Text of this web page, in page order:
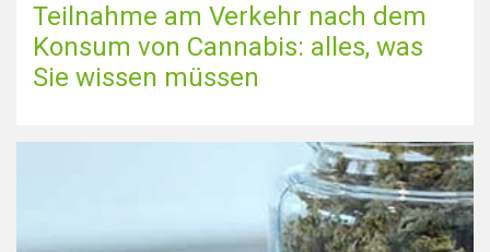
Teilnahme am Verkehr nach dem
Konsum von Cannabis: alles, was
Sie wissen müssen